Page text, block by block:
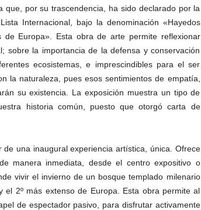
que, por su trascendencia, ha sido declarado por la
Internacional, bajo la denominación «Hayedos
Europa». Esta obra de arte permite reflexionar
sobre la importancia de la defensa y conservación
ecosistemas, e imprescindibles para el ser
la naturaleza, pues esos sentimientos de empatía,
su existencia. La exposición muestra un tipo de
historia común, puesto que otorgó carta de
una inaugural experiencia artística, única. Ofrece
manera inmediata, desde el centro expositivo o
vivir el invierno de un bosque templado milenario
2º más extenso de Europa. Esta obra permite al
de espectador pasivo, para disfrutar activamente